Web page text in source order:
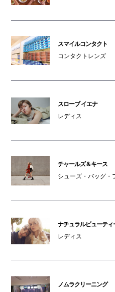
スマイルコンタクト
コンタクトレンズ
スローブ イエナ
レディス
チャールズ＆キース
シューズ・バッグ・
ナチュラルビューティ
レディス
ノムラクリーニング